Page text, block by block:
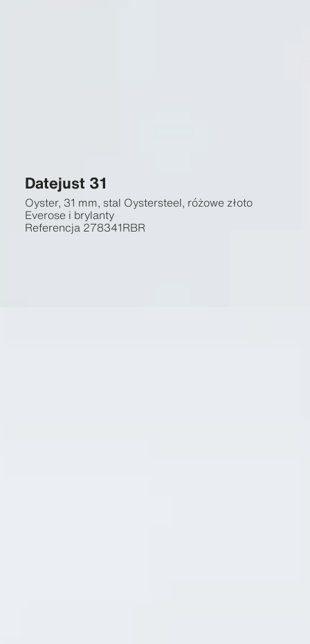
Datejust 31
Oyster, 31 mm, stal Oystersteel, różowe złoto
Everose i brylanty
Referencja 278341RBR